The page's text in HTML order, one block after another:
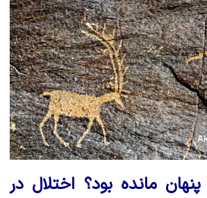
مانده بود؟ اختلال در